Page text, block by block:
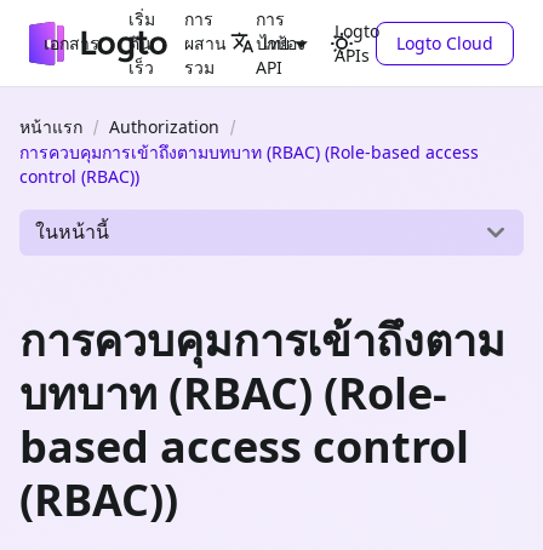
เอกสาร
เริ่ม
ต้น
เร็ว
การ
ผสาน
รวม
การ
ปกป้อง
API
Logto
APIs
ไทย Logto Cloud
หน้าแรก
Authorization
การควบคุมการเข้าถึงตามบทบาท (RBAC) (Role-based access
control (RBAC))
ในหน้านี้
การควบคุมการเข้าถึงตาม
บทบาท (RBAC) (Role-
based access control
(RBAC))